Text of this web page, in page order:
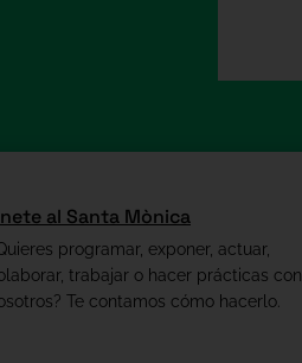
al Santa Mònica
programar, exponer, actuar,
trabajar o hacer prácticas con
Te contamos cómo hacerlo.